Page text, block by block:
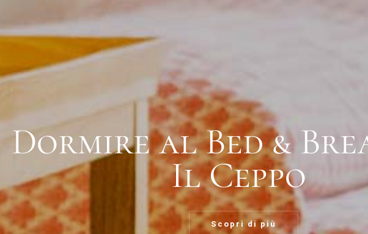
Dormire al Bed &
Il Ceppo
Scopri di più